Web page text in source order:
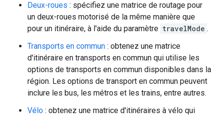
Deux-roues : spécifiez une matrice de routage pour
un deux-roues motorisé de la même manière que
pour un itinéraire, à l'aide du paramètre travelMode .
Transports en commun : obtenez une matrice
d'itinéraire en transports en commun qui utilise les
options de transports en commun disponibles dans la
région. Les options de transport en commun peuvent
inclure les bus, les métros et les trains, entre autres.
Vélo : obtenez une matrice d'itinéraires à vélo qui